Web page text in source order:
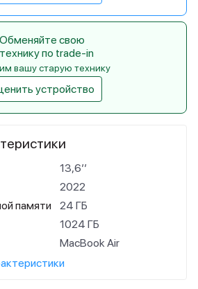
13,6’’
2022
памяти
24 ГБ
1024 ГБ
MacBook Air
Обменяйте свою
технику по trade-in
вашу старую технику
устройство